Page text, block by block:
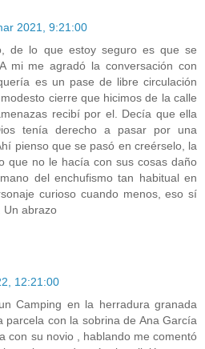
2021, 9:21:00
de lo que estoy seguro es que se
mi me agradó la conversación con
es un pase de libre circulación
cierre que hicimos de la calle
recibí por el. Decía que ella
tenía derecho a pasar por una
pienso que se pasó en creérselo, la
que no le hacía con sus cosas daño
del enchufismo tan habitual en
curioso cuando menos, eso sí
Un abrazo
12:21:00
Camping en la herradura granada
parcela con la sobrina de Ana García
con su novio , hablando me comentó